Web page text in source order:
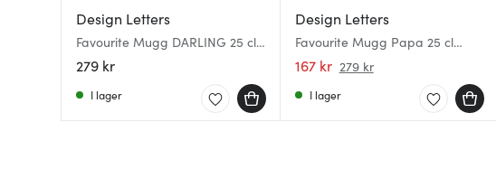
Design Letters
Favourite Mugg DARLING 25 cl
Creole pink
279 kr
I lager
Design Letters
Favourite Mugg Papa 25 cl
Beige
167 kr 279 kr
I lager